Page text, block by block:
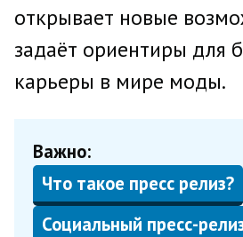
открывает новые
задаёт ориентиры для
карьеры в мире моды.
Важно:
Что такое пресс релиз?
Социальный пресс-